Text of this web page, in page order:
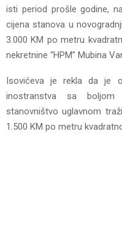
isti period prošle godine,
cijena stanova u
3.000 KM po metru
nekretnine “HPM” Mubina
Isovićeva je rekla da je
inostranstva sa
stanovništvo uglavnom
1.500 KM po metru